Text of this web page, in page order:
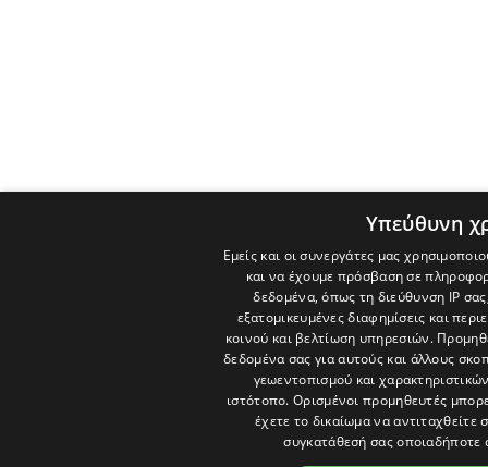
Υπεύθυνη
Εμείς και οι συνεργάτες μας
και να έχουμε πρόσβαση σε
δεδομένα, όπως τη διεύθυνση IP
εξατομικευμένες διαφημίσεις και
κοινού και βελτίωση υπηρεσιών.
δεδομένα σας για αυτούς και άλλους
γεωεντοπισμού και
ιστότοπο. Ορισμένοι προμηθευτές
έχετε το δικαίωμα να αντιταχθείτε
συγκατάθεσή σας οποιαδήποτε